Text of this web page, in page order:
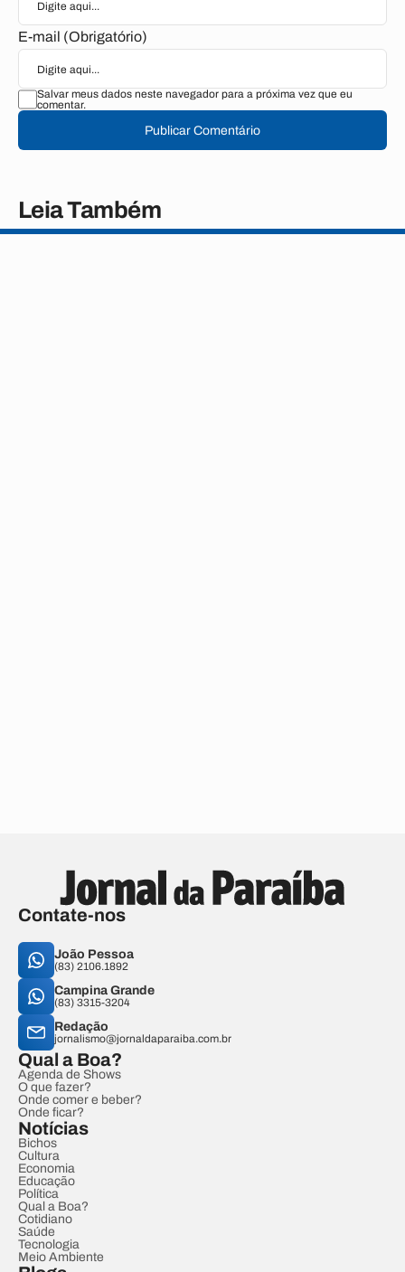
E-mail (Obrigatório)
Salvar meus dados neste navegador para a próxima vez que eu
comentar.
Publicar Comentário
Leia Também
Contate-nos
João Pessoa
(83) 2106.1892
Campina Grande
(83) 3315-3204
Redação
jornalismo@jornaldaparaiba.com.br
Qual a Boa?
Agenda de Shows
O que fazer?
Onde comer e beber?
Onde ficar?
Notícias
Bichos
Cultura
Economia
Educação
Política
Qual a Boa?
Cotidiano
Saúde
Tecnologia
Meio Ambiente